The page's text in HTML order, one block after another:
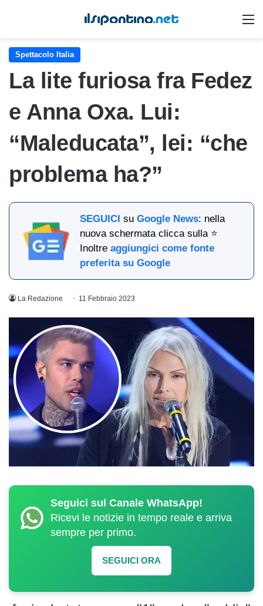
Spettacolo Italia
La lite furiosa fra Fedez
e Anna Oxa. Lui:
“Maleducata”, lei: “che
problema ha?”
SEGUICI suGoogle News: nella
nuova schermata clicca sulla ⭐
Inoltreaggiungici come fonte
preferita su Google
La Redazione 11 Febbraio 2023
Seguici sul Canale WhatsApp!
Ricevi le notizie in tempo reale e arriva
sempre per primo.
SEGUICI ORA